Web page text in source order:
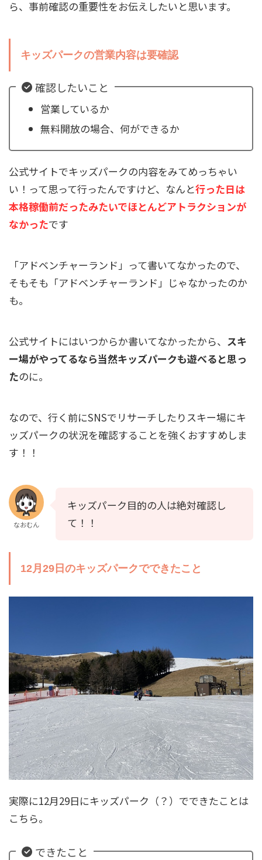
ら、事前確認の重要性をお伝えしたいと思います。
キッズパークの営業内容は要確認
確認したいこと
営業しているか
無料開放の場合、何ができるか
公式サイトでキッズパークの内容をみてめっちゃい
い！って思って行ったんですけど、なんと行った日は
本格稼働前だったみたいでほとんどアトラクションが
なかったです
「アドベンチャーランド」って書いてなかったので、
そもそも「アドベンチャーランド」じゃなかったのか
も。
公式サイトにはいつからか書いてなかったから、 スキ
ー場がやってるなら当然キッズパークも遊べると思っ
たのに。
なので、行く前にSNSでリサーチしたりスキー場にキ
ッズパークの状況を確認することを強くおすすめしま
す！！
なおむん
キッズパーク目的の人は絶対確認し
て！！
12月29日のキッズパークでできたこと
実際に12月29日にキッズパーク（？）でできたことは
こちら。
できたこと